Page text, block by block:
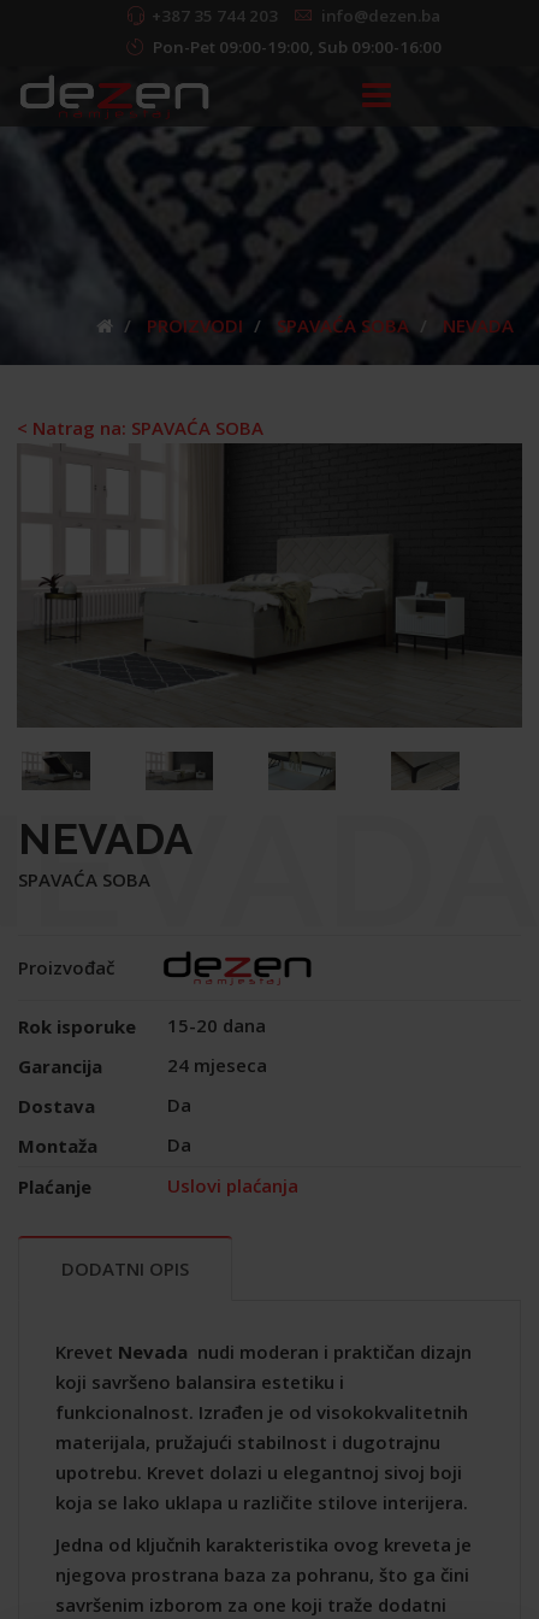
+387 35 744 203
info@dezen.ba
Pon-Pet 09:00-19:00, Sub 09:00-16:00
PROIZVODI SPAVAĆA SOBA NEVADA
< Natrag na: SPAVAĆA SOBA
NEVADA
SPAVAĆA SOBA
Proizvođač
Rok isporuke
15-20 dana
Garancija
24 mjeseca
Dostava
Da
Montaža
Da
Plaćanje
Uslovi plaćanja
DODATNI OPIS
Krevet Nevada nudi moderan i praktičan dizajn
koji savršeno balansira estetiku i
funkcionalnost. Izrađen je od visokokvalitetnih
materijala, pružajući stabilnost i dugotrajnu
upotrebu. Krevet dolazi u elegantnoj sivoj boji
koja se lako uklapa u različite stilove interijera.
Jedna od ključnih karakteristika ovog kreveta je
njegova prostrana baza za pohranu, što ga čini
savršenim izborom za one koji traže dodatni